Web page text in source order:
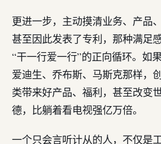
更进一步，主动摸清业务、产品
甚至因此发表了专利，那种满足
“干一行爱一行”的正向循环。如
爱迪生、乔布斯、马斯克那样，
类带来好产品、福利，甚至改
德，比躺着看电视强亿万倍。
一个只会言听计从的人，不仅是